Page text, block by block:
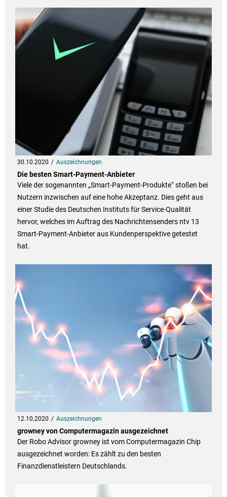
30.10.2020 Auszeichnungen
Die besten Smart-Payment-Anbieter
Viele der sogenannten „Smart-Payment-Produkte“ stoßen bei
Nutzern inzwischen auf eine hohe Akzeptanz. Dies geht aus
einer Studie des Deutschen Instituts für Service-Qualität
hervor, welches im Auftrag des Nachrichtensenders ntv 13
Smart-Payment-Anbieter aus Kundenperspektive getestet
hat.
12.10.2020 Auszeichnungen
growney von Computermagazin ausgezeichnet
Der Robo Advisor growney ist vom Computermagazin Chip
ausgezeichnet worden: Es zählt zu den besten
Finanzdienstleistern Deutschlands.